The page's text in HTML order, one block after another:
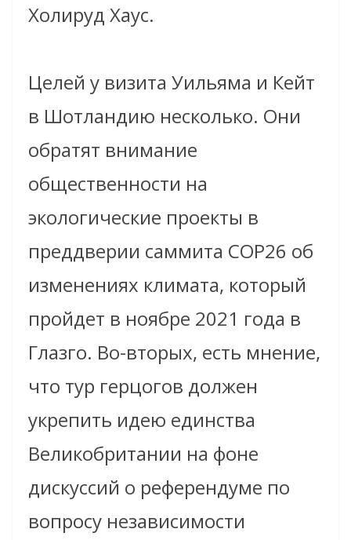
Холируд Хаус.
Целей у визита Уильяма и Кейт
в Шотландию несколько. Они
обратят внимание
общественности на
экологические проекты в
преддверии саммита COP26 об
изменениях климата, который
пройдет в ноябре 2021 года в
Глазго. Во-вторых, есть мнение,
что тур герцогов должен
укрепить идею единства
Великобритании на фоне
дискуссий о референдуме по
вопросу независимости